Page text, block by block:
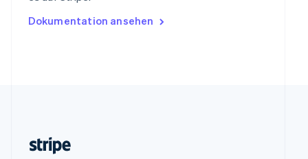
Dokumentation ansehen
English